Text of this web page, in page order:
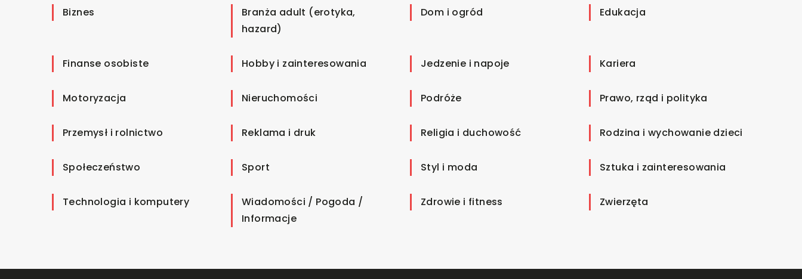
Biznes
Branża adult (erotyka,
hazard)
Dom i ogród Edukacja
Finanse osobiste Hobby i zainteresowania Jedzenie i napoje Kariera
Motoryzacja Nieruchomości Podróże Prawo, rząd i polityka
Przemysł i rolnictwo Reklama i druk Religia i duchowość Rodzina i wychowanie dzieci
Społeczeństwo Sport Styl i moda Sztuka i zainteresowania
Technologia i komputery
Wiadomości / Pogoda /
Informacje
Zdrowie i fitness Zwierzęta